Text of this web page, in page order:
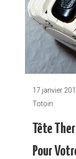
17 janvier
Totoin
Tête
Pour